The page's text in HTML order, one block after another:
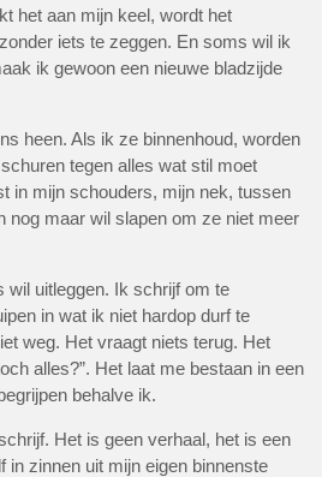
het aan mijn keel, wordt het
iets te zeggen. En soms wil ik
ik gewoon een nieuwe bladzijde
heen. Als ik ze binnenhoud, worden
tegen alles wat stil moet
in mijn schouders, mijn nek, tussen
maar wil slapen om ze niet meer
wil uitleggen. Ik schrijf om te
in wat ik niet hardop durf te
weg. Het vraagt niets terug. Het
alles?”. Het laat me bestaan in een
behalve ik.
Het is geen verhaal, het is een
in zinnen uit mijn eigen binnenste